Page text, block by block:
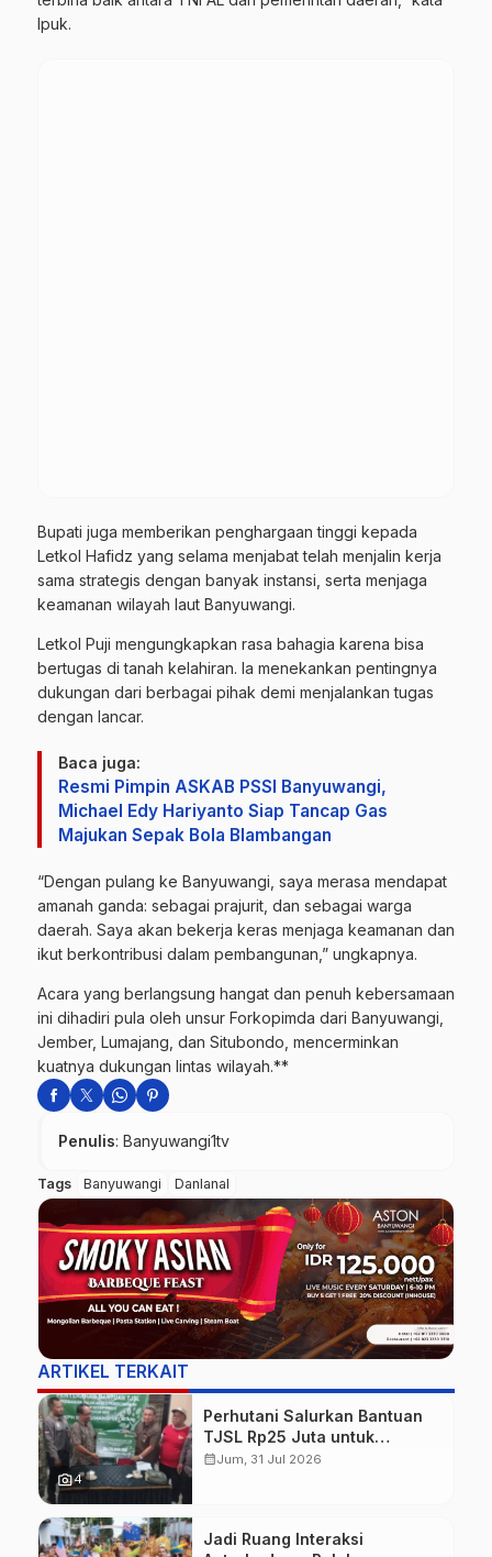
Ipuk.
Bupati juga memberikan penghargaan tinggi kepada
Letkol Hafidz yang selama menjabat telah menjalin kerja
sama strategis dengan banyak instansi, serta menjaga
keamanan wilayah laut Banyuwangi.
Letkol Puji mengungkapkan rasa bahagia karena bisa
bertugas di tanah kelahiran. Ia menekankan pentingnya
dukungan dari berbagai pihak demi menjalankan tugas
dengan lancar.
Baca juga:
Resmi Pimpin ASKAB PSSI Banyuwangi,
Michael Edy Hariyanto Siap Tancap Gas
Majukan Sepak Bola Blambangan
“Dengan pulang ke Banyuwangi, saya merasa mendapat
amanah ganda: sebagai prajurit, dan sebagai warga
daerah. Saya akan bekerja keras menjaga keamanan dan
ikut berkontribusi dalam pembangunan,” ungkapnya.
Acara yang berlangsung hangat dan penuh kebersamaan
ini dihadiri pula oleh unsur Forkopimda dari Banyuwangi,
Jember, Lumajang, dan Situbondo, mencerminkan
kuatnya dukungan lintas wilayah.**
Penulis: Banyuwangi1tv
Tags Banyuwangi Danlanal
ARTIKEL TERKAIT
photo_camera4
Perhutani Salurkan Bantuan
TJSL Rp25 Juta untuk
Perbaikan Jalan Warga
calendar_monthJum, 31 Jul 2026
Jadi Ruang Interaksi